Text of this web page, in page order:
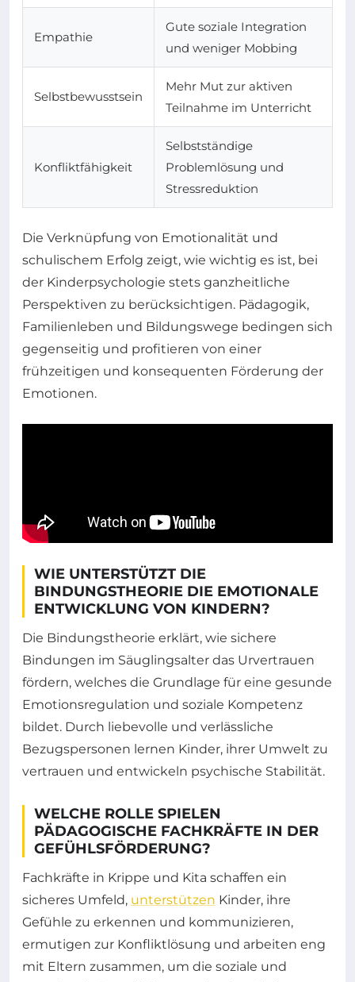
Empathie
Gute soziale Integration
und weniger Mobbing
Selbstbewusstsein
Mehr Mut zur aktiven
Teilnahme im Unterricht
Konfliktfähigkeit
Selbstständige
Problemlösung und
Stressreduktion
Die Verknüpfung von Emotionalität und
schulischem Erfolg zeigt, wie wichtig es ist, bei
der Kinderpsychologie stets ganzheitliche
Perspektiven zu berücksichtigen. Pädagogik,
Familienleben und Bildungswege bedingen sich
gegenseitig und profitieren von einer
frühzeitigen und konsequenten Förderung der
Emotionen.
WIE UNTERSTÜTZT DIE
BINDUNGSTHEORIE DIE EMOTIONALE
ENTWICKLUNG VON KINDERN?
Die Bindungstheorie erklärt, wie sichere
Bindungen im Säuglingsalter das Urvertrauen
fördern, welches die Grundlage für eine gesunde
Emotionsregulation und soziale Kompetenz
bildet. Durch liebevolle und verlässliche
Bezugspersonen lernen Kinder, ihrer Umwelt zu
vertrauen und entwickeln psychische Stabilität.
WELCHE ROLLE SPIELEN
PÄDAGOGISCHE FACHKRÄFTE IN DER
GEFÜHLSFÖRDERUNG?
Fachkräfte in Krippe und Kita schaffen ein
sicheres Umfeld, unterstützen Kinder, ihre
Gefühle zu erkennen und kommunizieren,
ermutigen zur Konfliktlösung und arbeiten eng
mit Eltern zusammen, um die soziale und